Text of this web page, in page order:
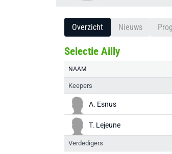
Overzicht Nieuws
Selectie Ailly
NAAM
Keepers
A. Esnus
T. Lejeune
Verdedigers